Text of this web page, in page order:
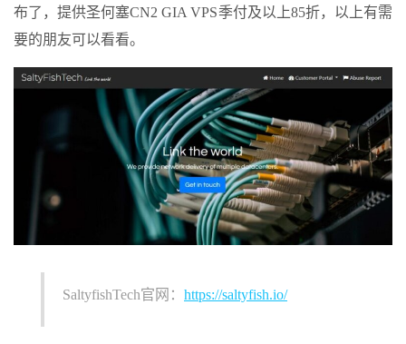
布了，提供圣何塞CN2 GIA VPS季付及以上85折，以上有需
要的朋友可以看看。
SaltyfishTech官网： https://saltyfish.io/